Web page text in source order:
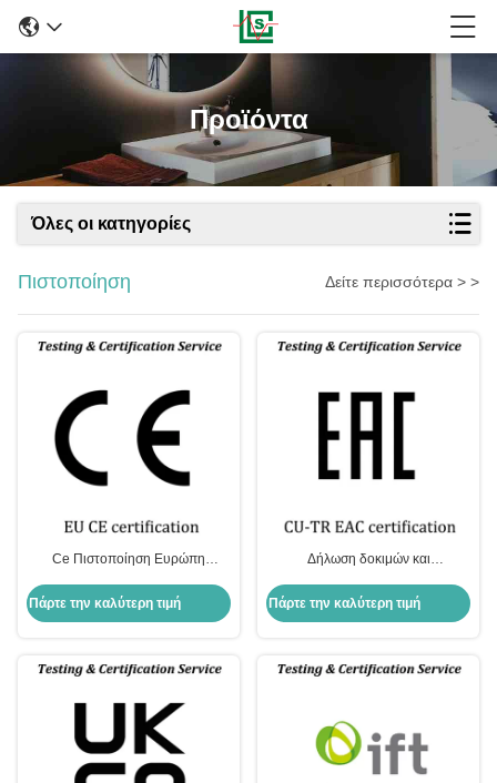
Προϊόντα
Όλες οι κατηγορίες
Πιστοποίηση Δείτε περισσότερα > >
Ce Πιστοποίηση Ευρώπη
Lvd Πιστοποίηση R&TTE MD
Πάρτε την καλύτερη τιμή
Δήλωση δοκιμών και
πιστοποίηση ποιότητας
Πάρτε την καλύτερη τιμή